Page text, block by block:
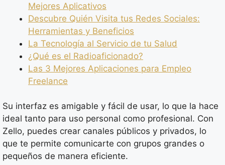
Mejores Aplicativos
Descubre Quién Visita tus Redes Sociales:
Herramientas y Beneficios
La Tecnología al Servicio de tu Salud
¿Qué es el Radioaficionado?
Las 3 Mejores Aplicaciones para Empleo
Freelance
Su interfaz es amigable y fácil de usar, lo que la hace
ideal tanto para uso personal como profesional. Con
Zello, puedes crear canales públicos y privados, lo
que te permite comunicarte con grupos grandes o
pequeños de manera eficiente.